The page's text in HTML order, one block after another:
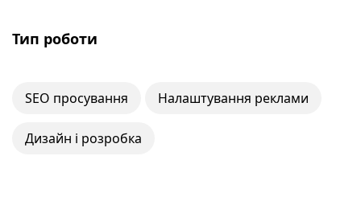
Тип роботи
SEO просування Налаштування реклами
Дизайн і розробка